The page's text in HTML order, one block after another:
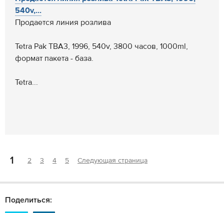
540v,...
Продается линия розлива
Tetra Pak TBA3, 1996, 540v, 3800 часов, 1000ml,
формат пакета - база.
Tetra...
1 2 3 4 5 Следующая страница
Поделиться: